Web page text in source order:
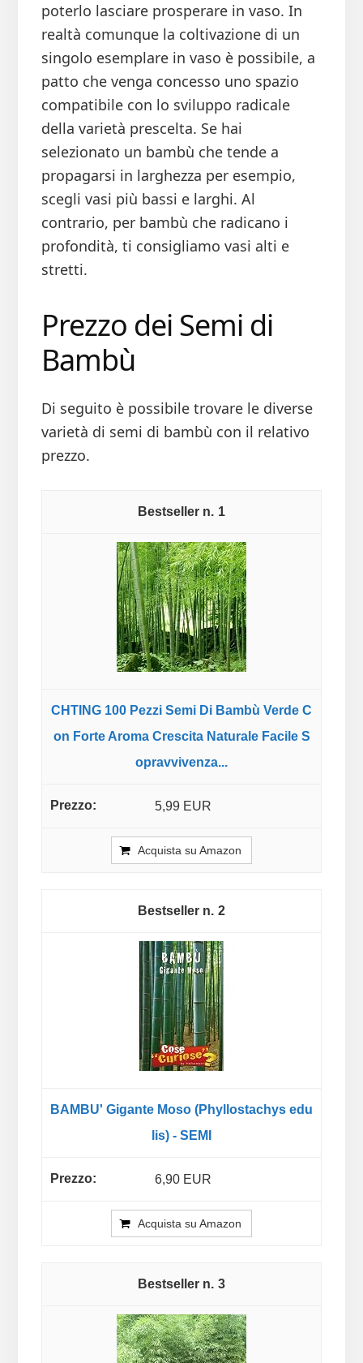
poterlo lasciare prosperare in vaso. In
realtà comunque la coltivazione di un
singolo esemplare in vaso è possibile, a
patto che venga concesso uno spazio
compatibile con lo sviluppo radicale
della varietà prescelta. Se hai
selezionato un bambù che tende a
propagarsi in larghezza per esempio,
scegli vasi più bassi e larghi. Al
contrario, per bambù che radicano i
profondità, ti consigliamo vasi alti e
stretti.
Prezzo dei Semi di
Bambù
Di seguito è possibile trovare le diverse
varietà di semi di bambù con il relativo
prezzo.
1
CHTING 100 Pezzi Semi Di Bambù Verde C
on Forte Aroma Crescita Naturale Facile S
opravvivenza...
5,99 EUR
Acquista su Amazon
2
BAMBU' Gigante Moso (Phyllostachys edu
lis) - SEMI
6,90 EUR
Acquista su Amazon
3